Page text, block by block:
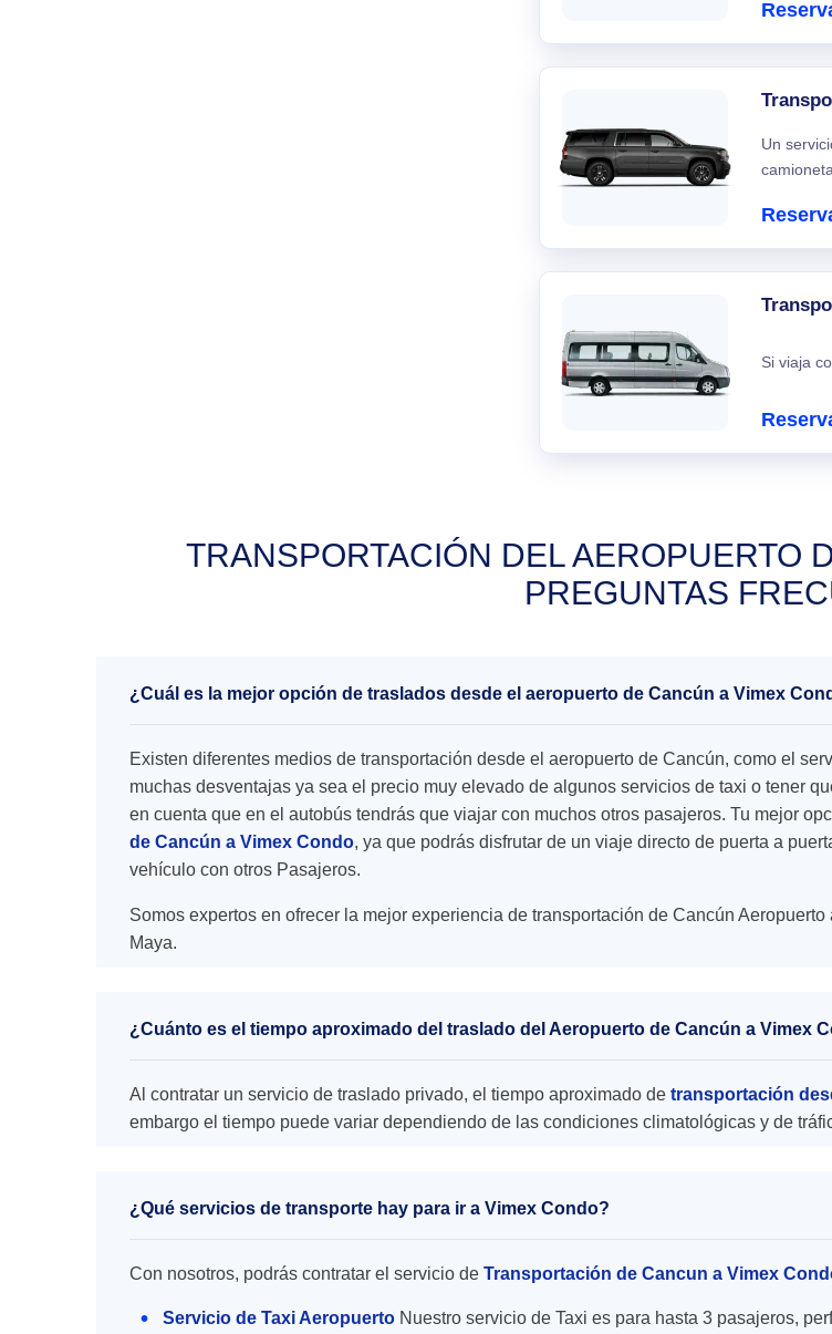
Un
Si viaja
TRANSPORTACIÓN DEL AEROPUERTO
PREGUNTAS
¿Cuál es la mejor opción de traslados desde el aeropuerto de Cancún a Vimex
Existen diferentes medios de transportación desde el aeropuerto de Cancún, como el
muchas desventajas ya sea el precio muy elevado de algunos servicios de taxi o tener
en cuenta que en el autobús tendrás que viajar con muchos otros pasajeros. Tu mejor
de Cancún a Vimex Condo, ya que podrás disfrutar de un viaje directo de puerta a
vehículo con otros Pasajeros.
Somos expertos en ofrecer la mejor experiencia de transportación de Cancún
Maya.
¿Cuánto es el tiempo aproximado del traslado del Aeropuerto de Cancún a Vimex
Al contratar un servicio de traslado privado, el tiempo aproximado de transportación
embargo el tiempo puede variar dependiendo de las condiciones climatológicas y de
¿Qué servicios de transporte hay para ir a Vimex Condo?
Con nosotros, podrás contratar el servicio de Transportación de Cancun a Vimex
Servicio de Taxi Aeropuerto Nuestro servicio de Taxi es para hasta 3 pasajeros,